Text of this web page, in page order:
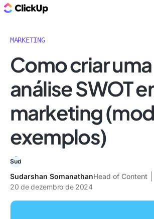
MARKETING
Como criar uma
análise SWOT
marketing
exemplos)
Sudarshan SomanathanHead of Content
20 de dezembro de 2024